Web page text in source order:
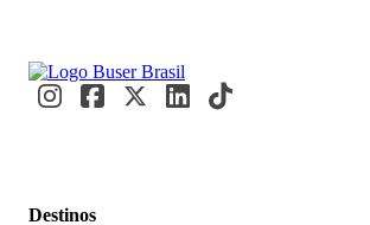
Destinos